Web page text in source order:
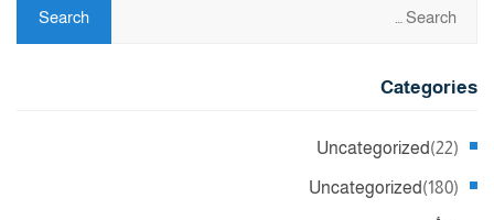
Categories
Uncategorized (22)
Uncategorized (180)